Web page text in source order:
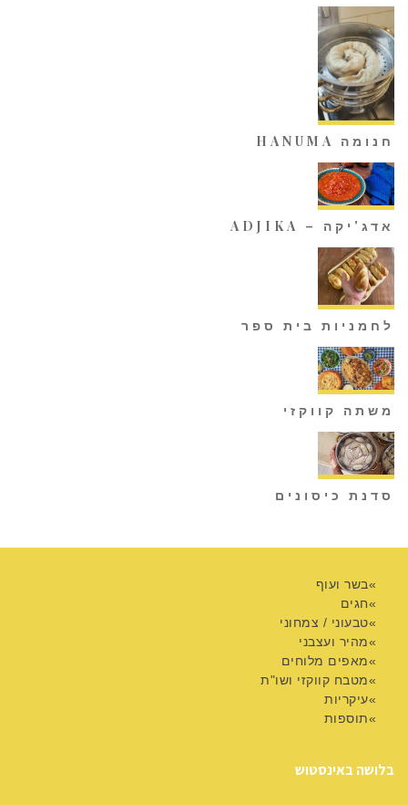
חנומה HANUMA
אדג'יקה – ADJIKA
לחמניות בית ספר
משתה קווקזי
סדנת כיסונים
בשר ועוף
חגים
טבעוני / צמחוני
מהיר ועצבני
מאפים מלוחים
מטבח קווקזי ושו"ת
עיקריות
תוספות
בלושה באינסטוש